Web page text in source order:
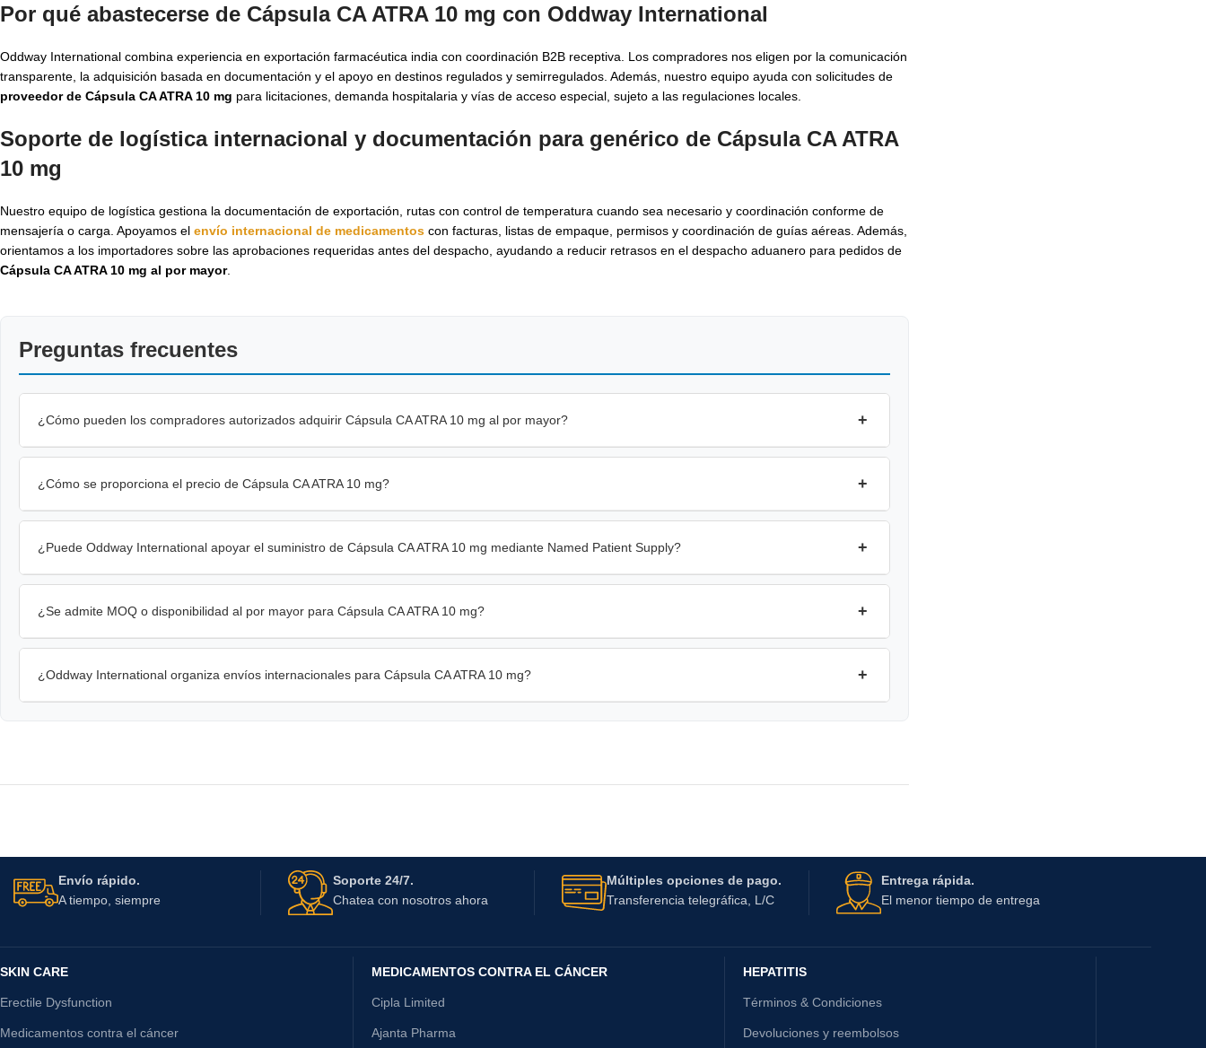
Por qué abastecerse de Cápsula CA ATRA 10 mg con Oddway International
Oddway International combina experiencia en exportación farmacéutica india con coordinación B2B receptiva. Los compradores nos eligen por la comunicación
transparente, la adquisición basada en documentación y el apoyo en destinos regulados y semirregulados. Además, nuestro equipo ayuda con solicitudes de
proveedor de Cápsula CA ATRA 10 mg para licitaciones, demanda hospitalaria y vías de acceso especial, sujeto a las regulaciones locales.
Soporte de logística internacional y documentación para genérico de Cápsula CA ATRA
10 mg
Nuestro equipo de logística gestiona la documentación de exportación, rutas con control de temperatura cuando sea necesario y coordinación conforme de
mensajería o carga. Apoyamos el envío internacional de medicamentos con facturas, listas de empaque, permisos y coordinación de guías aéreas. Además,
orientamos a los importadores sobre las aprobaciones requeridas antes del despacho, ayudando a reducir retrasos en el despacho aduanero para pedidos de
Cápsula CA ATRA 10 mg al por mayor.
Preguntas frecuentes
¿Cómo pueden los compradores autorizados adquirir Cápsula CA ATRA 10 mg al por mayor? +
¿Cómo se proporciona el precio de Cápsula CA ATRA 10 mg? +
¿Puede Oddway International apoyar el suministro de Cápsula CA ATRA 10 mg mediante Named Patient Supply? +
¿Se admite MOQ o disponibilidad al por mayor para Cápsula CA ATRA 10 mg? +
¿Oddway International organiza envíos internacionales para Cápsula CA ATRA 10 mg? +
Envío rápido.
A tiempo, siempre
Soporte 24/7.
Chatea con nosotros ahora
Múltiples opciones de pago.
Transferencia telegráfica, L/C
Entrega rápida.
El menor tiempo de entrega
SKIN CARE
Erectile Dysfunction
Medicamentos contra el cáncer
MEDICAMENTOS CONTRA EL CÁNCER
Cipla Limited
Ajanta Pharma
HEPATITIS
Términos & Condiciones
Devoluciones y reembolsos